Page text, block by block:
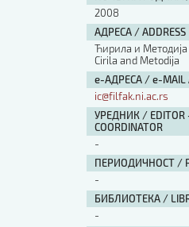
2008
АДРЕСА / ADDRESS
Ћирила и
Cirila and Metodija
е-АДРЕСА / e-MAIL
ic@filfak.ni.ac.rs
УРЕДНИК /
COORDINATOR
-
ПЕРИОДИЧНОСТ /
-
БИБЛИОТЕКА /
-